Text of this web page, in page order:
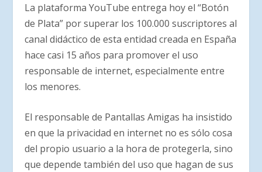
La plataforma YouTube entrega hoy el “Botón
de Plata” por superar los 100.000 suscriptores al
canal didáctico de esta entidad creada en España
hace casi 15 años para promover el uso
responsable de internet, especialmente entre
los menores.
El responsable de Pantallas Amigas ha insistido
en que la privacidad en internet no es sólo cosa
del propio usuario a la hora de protegerla, sino
que depende también del uso que hagan de sus